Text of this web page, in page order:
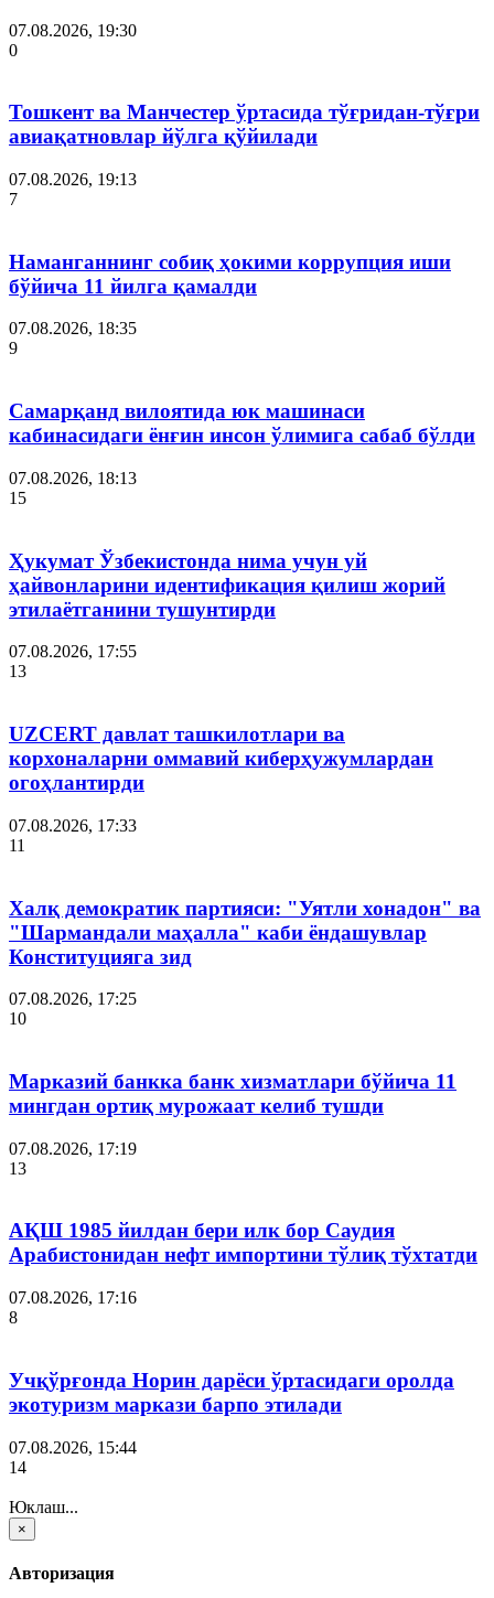
07.08.2026, 19:30
0
Тошкент ва Манчестер ўртасида тўғридан-тўғри
авиақатновлар йўлга қўйилади
07.08.2026, 19:13
7
Наманганнинг собиқ ҳокими коррупция иши
бўйича 11 йилга қамалди
07.08.2026, 18:35
9
Самарқанд вилоятида юк машинаси
кабинасидаги ёнғин инсон ўлимига сабаб бўлди
07.08.2026, 18:13
15
Ҳукумат Ўзбекистонда нима учун уй
ҳайвонларини идентификация қилиш жорий
этилаётганини тушунтирди
07.08.2026, 17:55
13
UZCERT давлат ташкилотлари ва
корхоналарни оммавий киберҳужумлардан
огоҳлантирди
07.08.2026, 17:33
11
Халқ демократик партияси: "Уятли хонадон" ва
"Шармандали маҳалла" каби ёндашувлар
Конституцияга зид
07.08.2026, 17:25
10
Марказий банкка банк хизматлари бўйича 11
мингдан ортиқ мурожаат келиб тушди
07.08.2026, 17:19
13
АҚШ 1985 йилдан бери илк бор Саудия
Арабистонидан нефт импортини тўлиқ тўхтатди
07.08.2026, 17:16
8
Учқўрғонда Норин дарёси ўртасидаги оролда
экотуризм маркази барпо этилади
07.08.2026, 15:44
14
Юклаш...
×
Авторизация